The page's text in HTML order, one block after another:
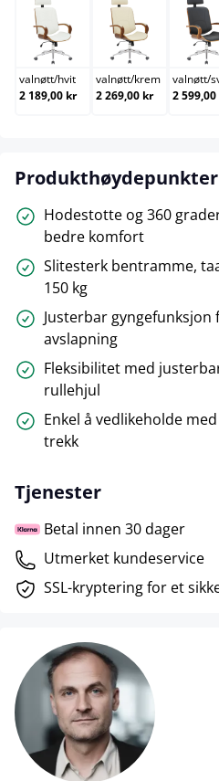
valnøtt/hvit
valnøtt/hvit
2 189,00 kr
valnøtt/krem
valnøtt/krem
2 269,00 kr
valnøtt/
2
Produkthøydepunkter
Hodestotte og 360
bedre komfort
Slitesterk bentramme,
150 kg
Justerbar gyngefunksjon
avslapning
Fleksibilitet med
rullehjul
Enkel å vedlikeholde
trekk
Tjenester
Betal innen 30 dager
Utmerket kundeservice
SSL-kryptering for et